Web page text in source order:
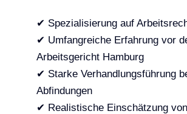
✔ Spezialisierung auf
✔ Umfangreiche Erfahrung vor
Arbeitsgericht Hamburg
✔ Starke Verhandlungsführung
Abfindungen
✔ Realistische Einschätzung